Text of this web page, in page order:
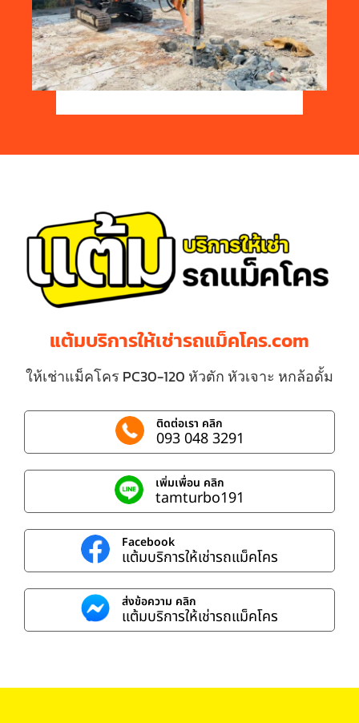
แต้มบริการให้เช่ารถแม็คโคร.com
ให้เช่าแม็คโคร PC30-120 หัวตัก หัวเจาะ หกล้อดั้ม
ติดต่อเรา คลิก
093 048 3291
เพิ่มเพื่อน คลิก
tamturbo191
Facebook
แต้มบริการให้เช่ารถแม็คโคร
ส่งข้อความ คลิก
แต้มบริการให้เช่ารถแม็คโคร